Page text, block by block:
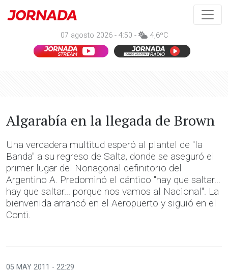
07 agosto 2026 - 4:50 - 4,6ºC
Algarabía en la llegada de Brown
Una verdadera multitud esperó al plantel de "la
Banda" a su regreso de Salta, donde se aseguró el
primer lugar del Nonagonal definitorio del
Argentino A. Predominó el cántico "hay que saltar...
hay que saltar... porque nos vamos al Nacional". La
bienvenida arrancó en el Aeropuerto y siguió en el
Conti.
05 MAY 2011 - 22:29